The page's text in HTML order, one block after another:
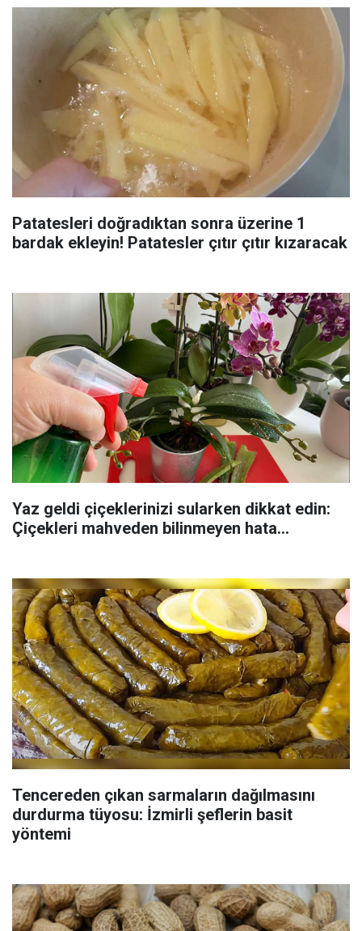
Patatesleri doğradıktan sonra üzerine 1
bardak ekleyin! Patatesler çıtır çıtır kızaracak
Yaz geldi çiçeklerinizi sularken dikkat edin:
Çiçekleri mahveden bilinmeyen hata...
Tencereden çıkan sarmaların dağılmasını
durdurma tüyosu: İzmirli şeflerin basit
yöntemi